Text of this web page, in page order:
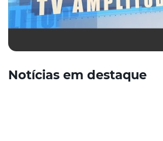
Notícias em destaque